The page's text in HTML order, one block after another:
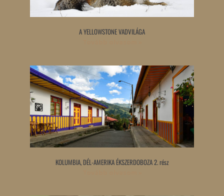
A YELLOWSTONE VADVILÁGA
KOLUMBIA, DÉL-AMERIKA ÉKSZERDOBOZA 2. rész